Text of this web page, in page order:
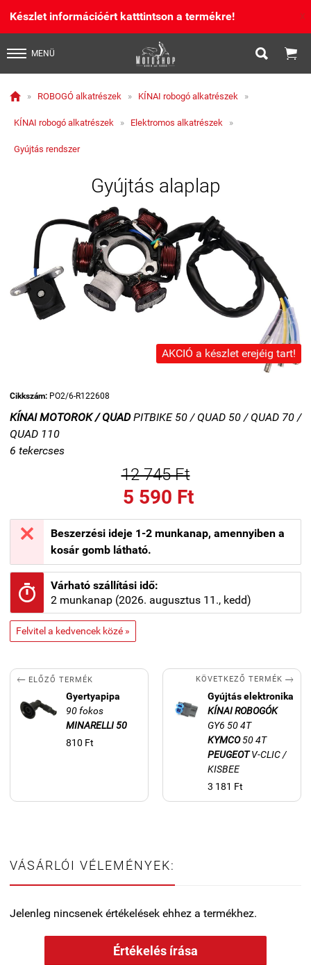
Készlet információért katttintson a termékre! X
MENÜ  
 » ROBOGÓ alkatrészek » KÍNAI robogó alkatrészek »
KÍNAI robogó alkatrészek » Elektromos alkatrészek »
Gyújtás rendszer
Gyújtás alaplap
AKCIÓ a készlet erejéig tart!
Cikkszám: PO2/6-R122608
KÍNAI MOTOROK / QUADPITBIKE 50 / QUAD 50 / QUAD 70 /
QUAD 110
6 tekercses
12 745 Ft
5 590 Ft

Beszerzési ideje 1-2 munkanap, amennyiben a
kosár gomb látható.

Várható szállítási idő:
2 munkanap (2026. augusztus 11., kedd)
Felvitel a kedvencek közé »
 ELŐZŐ TERMÉK
Gyertyapipa
90 fokos
MINARELLI 50
810 Ft
KÖVETKEZŐ TERMÉK 
Gyújtás elektronika
KÍNAIROBOGÓK
GY6 50 4T
KYMCO50 4T
PEUGEOTV-CLIC /
KISBEE
3 181 Ft
VÁSÁRLÓI VÉLEMÉNYEK:
Jelenleg nincsenek értékelések ehhez a termékhez.
Értékelés írása